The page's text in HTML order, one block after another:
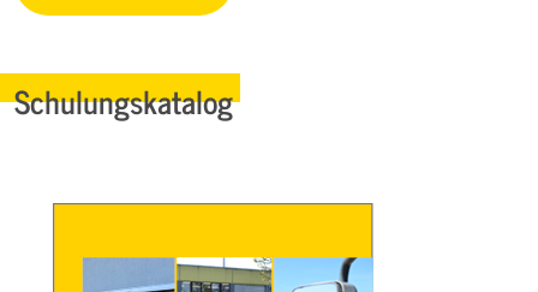
Schulungskatalog